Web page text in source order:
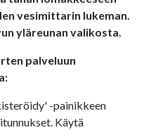
vesimittarin lukeman.
yläreunan valikosta.
palveluun
-painikkeen
Käytä